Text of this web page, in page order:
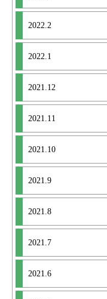
2022.2
2022.1
2021.12
2021.11
2021.10
2021.9
2021.8
2021.7
2021.6